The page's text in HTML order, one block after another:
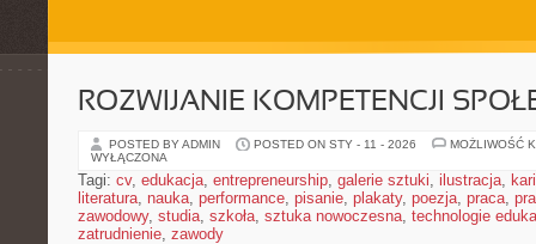
ROZWIJANIE KOMPETENCJI
POSTED BY ADMIN POSTED ON STY - 11 - 2026
MOŻLIWOŚĆ
WYŁĄCZONA
Tagi: cv, edukacja, entrepreneurship, galerie sztuki, ilustracja,
literatura, nauka, performance, pisanie, plakaty, poezja, praca,
zawodowy, studia, szkoła, sztuka nowoczesna, technologie
zatrudnienie, zawody